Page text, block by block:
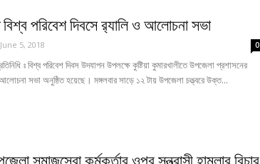
বিশ্ব পরিবেশ দিবসে র‍্যালি ও আলোচনা সভা
June 5, 2018 0
ঃ বিশ্ব পরিবেশ দিবস উদযাপন উপলক্ষে কুষ্টিয়া কুমারখালীতে উপজেলা প্রশাসনের
সভা অনুষ্ঠিত হয়েছে। মঙ্গলবার সাড়ে ১২ টায় উপজেলা চত্ত্বরে উক্ত...